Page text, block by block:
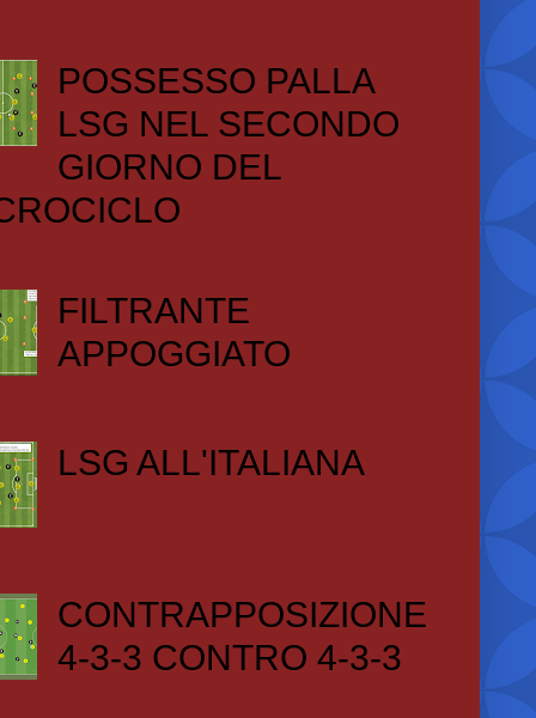
POSSESSO PALLA
LSG NEL SECONDO
GIORNO DEL
FILTRANTE
APPOGGIATO
LSG ALL'ITALIANA
CONTRAPPOSIZIONE
4-3-3 CONTRO 4-3-3